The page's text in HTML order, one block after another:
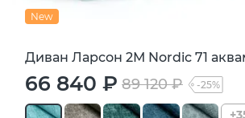
New
Диван Ларсон 2М Nordic 71
66 840 ₽ 89 120 ₽ -25%